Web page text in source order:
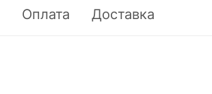
Оплата Доставка